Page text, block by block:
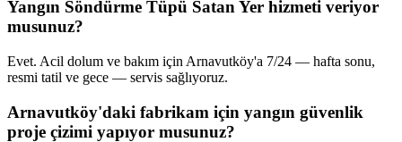
Yangın Söndürme Tüpü Satan Yer hizmeti veriyor
musunuz?
Evet. Acil dolum ve bakım için Arnavutköy'a 7/24 — hafta sonu,
resmi tatil ve gece — servis sağlıyoruz.
Arnavutköy'daki fabrikam için yangın güvenlik
proje çizimi yapıyor musunuz?